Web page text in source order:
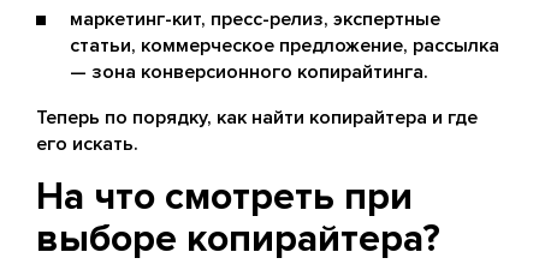
маркетинг-кит, пресс-релиз, экспертные
статьи, коммерческое предложение, рассылка
— зона конверсионного копирайтинга.
Теперь по порядку, как найти копирайтера и где
его искать.
На что смотреть при
выборе копирайтера?